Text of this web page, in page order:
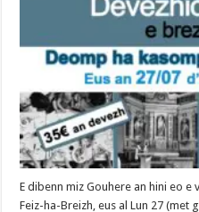
E dibenn miz Gouhere an hini eo e
Feiz-ha-Breizh, eus al Lun 27 (met